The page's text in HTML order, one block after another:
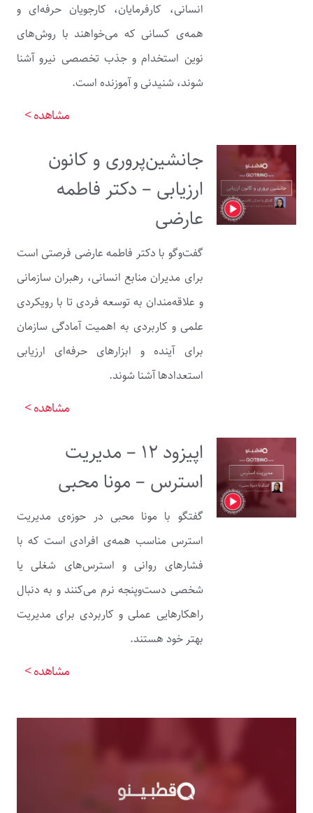
انسانی، کارفرمایان، کارجویان حرفه‌ای و
همه‌ی کسانی که می‌خواهند با روش‌های
نوین استخدام و جذب تخصصی نیرو آشنا
شوند، شنیدنی و آموزنده است.
مشاهده >
جانشین‌پروری و کانون
ارزیابی – دکتر فاطمه
عارضی
گفت‌وگو با دکتر فاطمه عارضی فرصتی است
برای مدیران منابع انسانی، رهبران سازمانی
و علاقه‌مندان به توسعه فردی تا با رویکردی
علمی و کاربردی به اهمیت آمادگی سازمان
برای آینده و ابزارهای حرفه‌ای ارزیابی
استعدادها آشنا شوند.
مشاهده >
اپیزود ۱۲ – مدیریت
استرس – مونا محبی
گفتگو با مونا محبی در حوزه‌ی مدیریت
استرس مناسب همه‌ی افرادی است که با
فشارهای روانی و استرس‌های شغلی یا
شخصی دست‌وپنجه نرم می‌کنند و به دنبال
راهکارهایی عملی و کاربردی برای مدیریت
بهتر خود هستند.
مشاهده >